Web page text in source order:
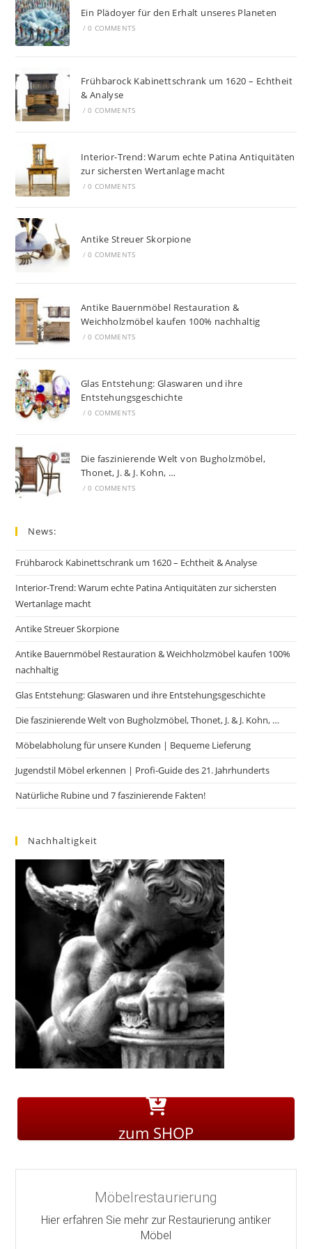
Ein Plädoyer für den Erhalt unseres Planeten
/ 0 COMMENTS
Frühbarock Kabinettschrank um 1620 – Echtheit
& Analyse
/ 0 COMMENTS
Interior-Trend: Warum echte Patina Antiquitäten
zur sichersten Wertanlage macht
/ 0 COMMENTS
Antike Streuer Skorpione
/ 0 COMMENTS
Antike Bauernmöbel Restauration &
Weichholzmöbel kaufen 100% nachhaltig
/ 0 COMMENTS
Glas Entstehung: Glaswaren und ihre
Entstehungsgeschichte
/ 0 COMMENTS
Die faszinierende Welt von Bugholzmöbel,
Thonet, J. & J. Kohn, …
/ 0 COMMENTS
News:
Frühbarock Kabinettschrank um 1620 – Echtheit & Analyse
Interior-Trend: Warum echte Patina Antiquitäten zur sichersten
Wertanlage macht
Antike Streuer Skorpione
Antike Bauernmöbel Restauration & Weichholzmöbel kaufen 100%
nachhaltig
Glas Entstehung: Glaswaren und ihre Entstehungsgeschichte
Die faszinierende Welt von Bugholzmöbel, Thonet, J. & J. Kohn, …
Möbelabholung für unsere Kunden | Bequeme Lieferung
Jugendstil Möbel erkennen | Profi-Guide des 21. Jahrhunderts
Natürliche Rubine und 7 faszinierende Fakten!
Nachhaltigkeit
zum SHOP
Möbelrestaurierung
Hier erfahren Sie mehr zur Restaurierung antiker
Möbel